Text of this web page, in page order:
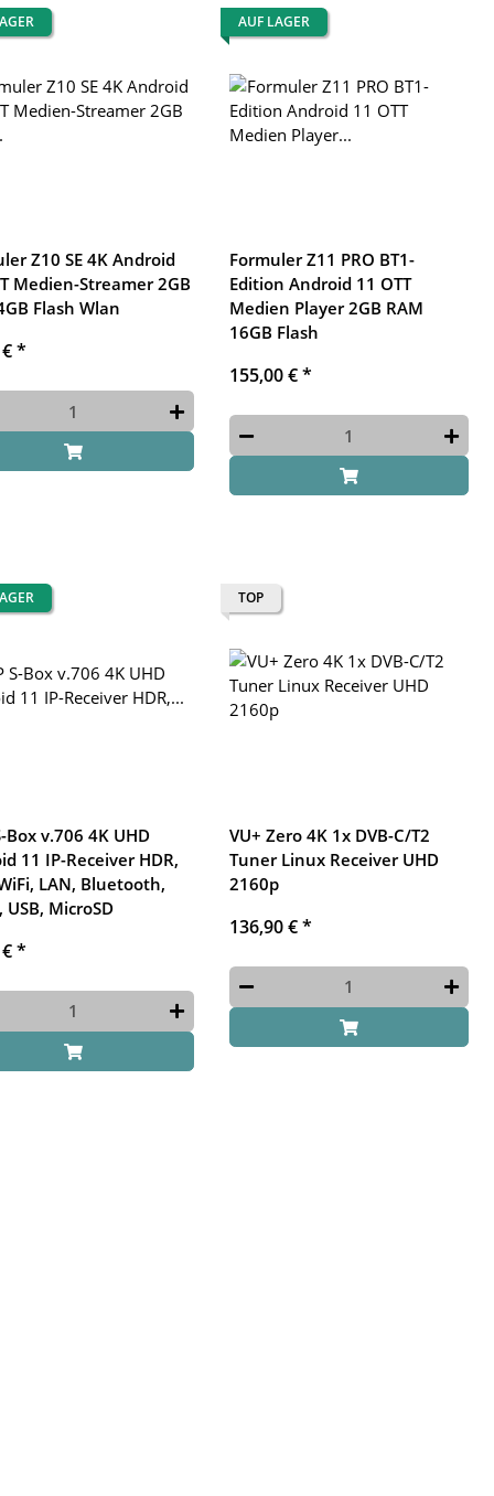
Z10 SE 4K Android
Medien-Streamer 2GB
Flash Wlan
€*
AUF LAGER
Formuler Z11 PRO BT1-
Edition Android 11 OTT
Medien Player 2GB RAM
16GB Flash
155,00 €*
Box v.706 4K UHD
11 IP-Receiver HDR,
LAN, Bluetooth,
USB, MicroSD
€*
TOP
VU+ Zero 4K 1x DVB-C/T2
Tuner Linux Receiver UHD
2160p
136,90 €*